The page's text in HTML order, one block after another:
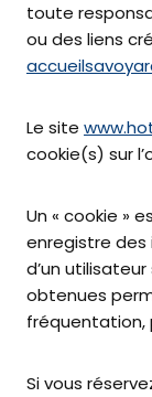
toute
ou des liens
Le site
cookie(s) sur
Un « cookie »
enregistre
d’un
obtenues
fréquentation,
Si vous